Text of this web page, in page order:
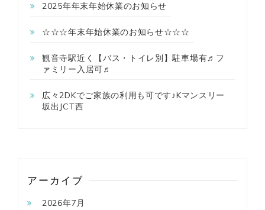
2025年年末年始休業のお知らせ
☆☆☆年末年始休業のお知らせ☆☆☆
観音寺駅近く【バス・トイレ別】駐車場有♬フ
ァミリー入居可♬
広々2DKでご家族の利用も可です♪Kマンスリー
坂出JCT西
アーカイブ
2026年7月